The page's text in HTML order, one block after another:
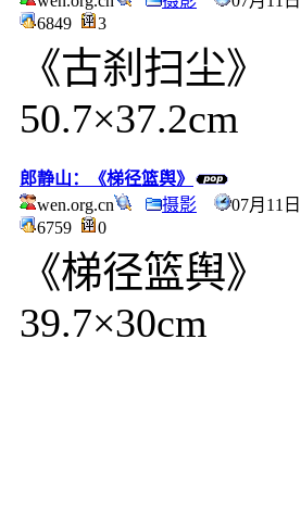
6849
3
《古刹扫尘》
50.7×37.2cm
郎静山：《梯径篮舆》
wen.org.cn
摄影
07月11
6759
0
《梯径篮舆》
39.7×30cm